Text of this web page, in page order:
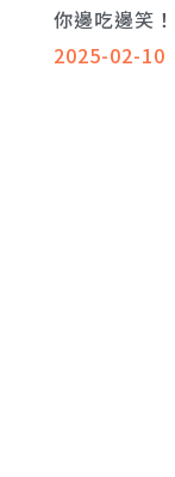
你邊吃邊笑！
2025-02-10